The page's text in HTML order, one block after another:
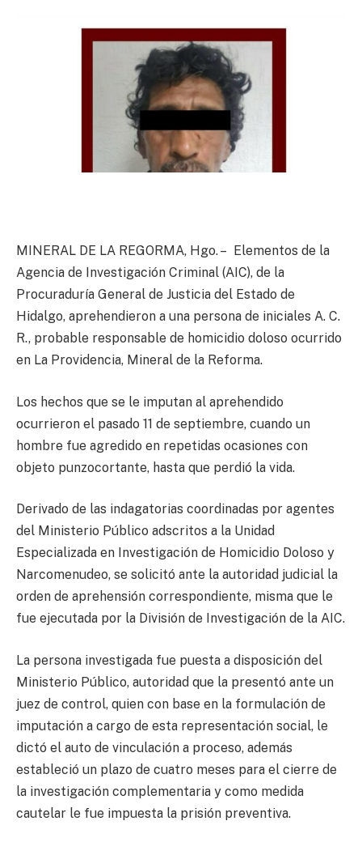
MINERAL DE LA REGORMA, Hgo. – Elementos de la
Agencia de Investigación Criminal (AIC), de la
Procuraduría General de Justicia del Estado de
Hidalgo, aprehendieron a una persona de iniciales A. C.
R., probable responsable de homicidio doloso ocurrido
en La Providencia, Mineral de la Reforma.
Los hechos que se le imputan al aprehendido
ocurrieron el pasado 11 de septiembre, cuando un
hombre fue agredido en repetidas ocasiones con
objeto punzocortante, hasta que perdió la vida.
Derivado de las indagatorias coordinadas por agentes
del Ministerio Público adscritos a la Unidad
Especializada en Investigación de Homicidio Doloso y
Narcomenudeo, se solicitó ante la autoridad judicial la
orden de aprehensión correspondiente, misma que le
fue ejecutada por la División de Investigación de la AIC.
La persona investigada fue puesta a disposición del
Ministerio Público, autoridad que la presentó ante un
juez de control, quien con base en la formulación de
imputación a cargo de esta representación social, le
dictó el auto de vinculación a proceso, además
estableció un plazo de cuatro meses para el cierre de
la investigación complementaria y como medida
cautelar le fue impuesta la prisión preventiva.